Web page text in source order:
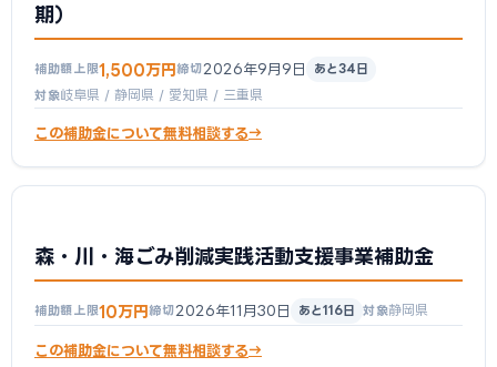
期）
補助額上限1,500万円締切 2026年9月9日
あと34日
対象岐阜県 / 静岡県 / 愛知県 / 三重県
この補助金について無料相談する
森・川・海ごみ削減実践活動支援事業補助金
補助額上限10万円締切 2026年11月30日 あと116日 対象静岡県
この補助金について無料相談する